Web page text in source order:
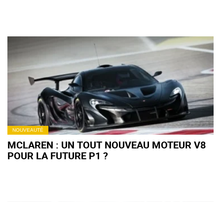
NOUVEAUTÉ
MCLAREN : UN TOUT NOUVEAU MOTEUR V8
POUR LA FUTURE P1 ?